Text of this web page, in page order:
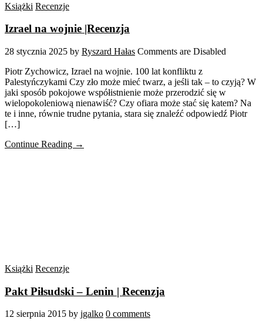
Książki Recenzje
Izrael na wojnie |Recenzja
28 stycznia 2025 by Ryszard Hałas Comments are Disabled
Piotr Zychowicz, Izrael na wojnie. 100 lat konfliktu z
Palestyńczykami Czy zło może mieć twarz, a jeśli tak – to czyją? W
jaki sposób pokojowe współistnienie może przerodzić się w
wielopokoleniową nienawiść? Czy ofiara może stać się katem? Na
te i inne, równie trudne pytania, stara się znaleźć odpowiedź Piotr
[…]
Continue Reading →
Książki Recenzje
Pakt Piłsudski – Lenin | Recenzja
12 sierpnia 2015 by jgalko 0 comments